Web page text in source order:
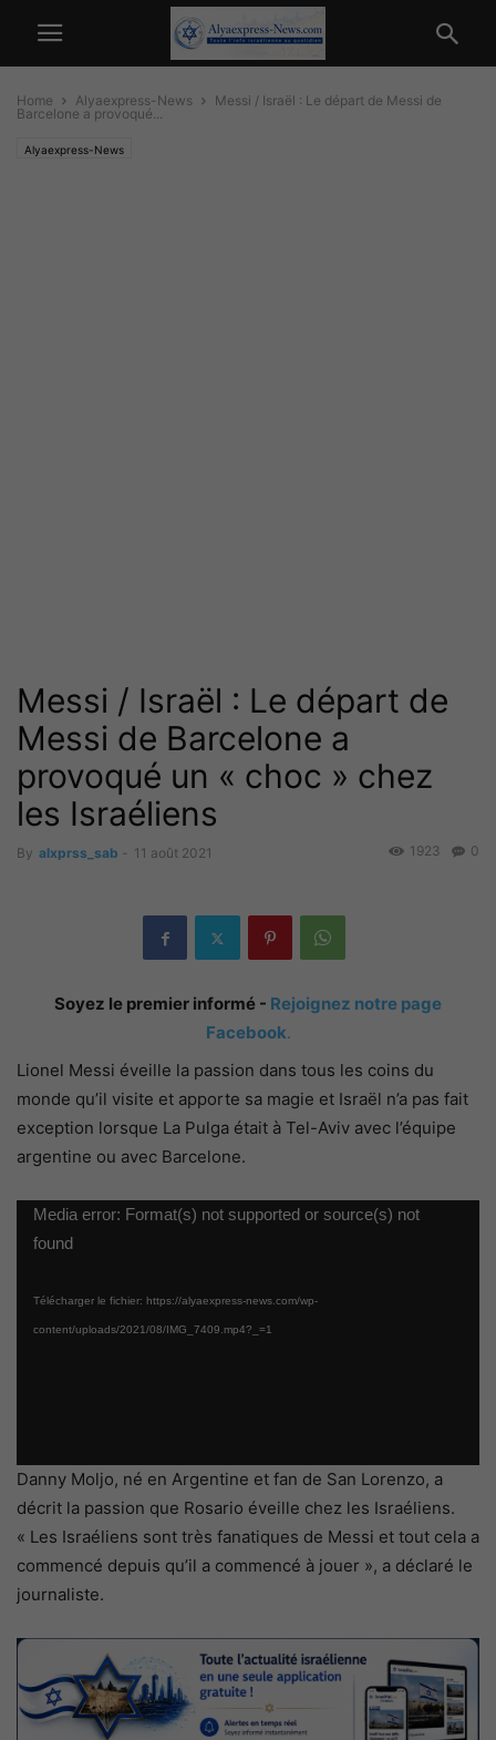
Home Alyaexpress-News
Messi / Israël : Le départ de Messi de
Barcelone a provoqué...
Alyaexpress-News
Messi / Israël : Le départ de
Messi de Barcelone a
provoqué un « choc » chez
les Israéliens
By alxprss_sab - 11 août 2021 0
1923
Soyez le premier informé - Rejoignez notre page
Facebook.
Lionel Messi éveille la passion dans tous les coins du
monde qu’il visite et apporte sa magie et Israël n’a pas fait
exception lorsque La Pulga était à Tel-Aviv avec l’équipe
argentine ou avec Barcelone.
Lecteur
vidéo
Media error: Format(s) not supported or source(s) not
found
Télécharger le fichier: https://alyaexpress-news.com/wp-
content/uploads/2021/08/IMG_7409.mp4?_=1
Danny Moljo, né en Argentine et fan de San Lorenzo, a
décrit la passion que Rosario éveille chez les Israéliens.
« Les Israéliens sont très fanatiques de Messi et tout cela a
commencé depuis qu’il a commencé à jouer », a déclaré le
journaliste.